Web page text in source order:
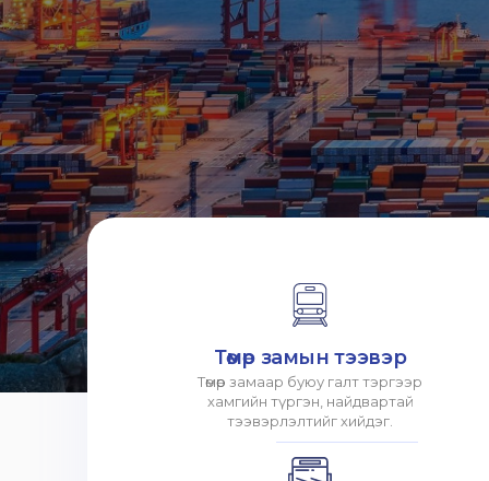
Төмөр замын тээвэр
Төмөр замаар буюу галт тэргээр
хамгийн түргэн, найдвартай
тээвэрлэлтийг хийдэг.